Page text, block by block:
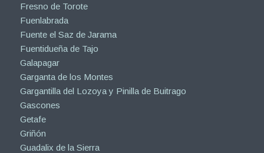
Fresno de Torote
Fuenlabrada
Fuente el Saz de Jarama
Fuentidueña de Tajo
Galapagar
Garganta de los Montes
Gargantilla del Lozoya y Pinilla de Buitrago
Gascones
Getafe
Griñón
Guadalix de la Sierra